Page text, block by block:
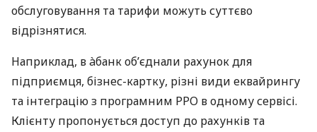
обслуговування та тарифи можуть суттєво
відрізнятися.
Наприклад, в àбанк об’єднали рахунок для
підприємця, бізнес-картку, різні види еквайрингу
та інтеграцію з програмним РРО в одному сервісі.
Клієнту пропонується доступ до рахунків та